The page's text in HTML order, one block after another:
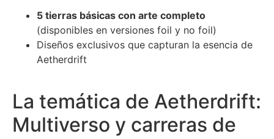
5 tierras básicas con arte completo
(disponibles en versiones foil y no foil)
Diseños exclusivos que capturan la esencia de
Aetherdrift
La temática de Aetherdrift:
Multiverso y carreras de